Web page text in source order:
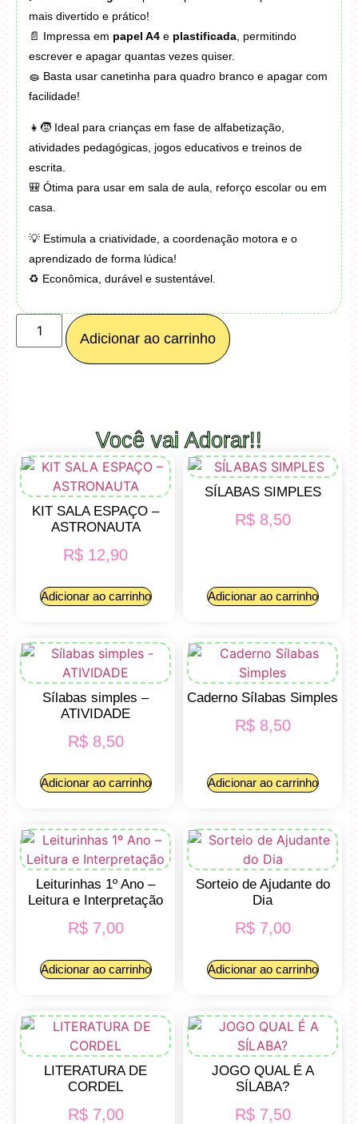
mais divertido e prático!
📄 Impressa em papel A4 e plastificada , permitindo
escrever e apagar quantas vezes quiser.
🧽 Basta usar canetinha para quadro branco e apagar com
facilidade!
👧🧒 Ideal para crianças em fase de alfabetização,
atividades pedagógicas, jogos educativos e treinos de
escrita.
🎒 Ótima para usar em sala de aula, reforço escolar ou em
casa.
💡 Estimula a criatividade, a coordenação motora e o
aprendizado de forma lúdica!
♻️ Econômica, durável e sustentável.
Adicionar ao carrinho
Você vai Adorar!!
KIT SALA ESPAÇO –
ASTRONAUTA
R$ 12,90
Adicionar ao carrinho
SÍLABAS SIMPLES
R$8,50
Adicionar ao carrinho
Sílabas simples –
ATIVIDADE
R$8,50
Adicionar ao carrinho
Caderno Sílabas Simples
R$8,50
Adicionar ao carrinho
Leiturinhas 1º Ano –
Leitura e Interpretação
R$7,00
Adicionar ao carrinho
Sorteio de Ajudante do
Dia
R$7,00
Adicionar ao carrinho
LITERATURA DE
CORDEL
R$7,00
JOGO QUAL É A
SÍLABA?
R$7,50